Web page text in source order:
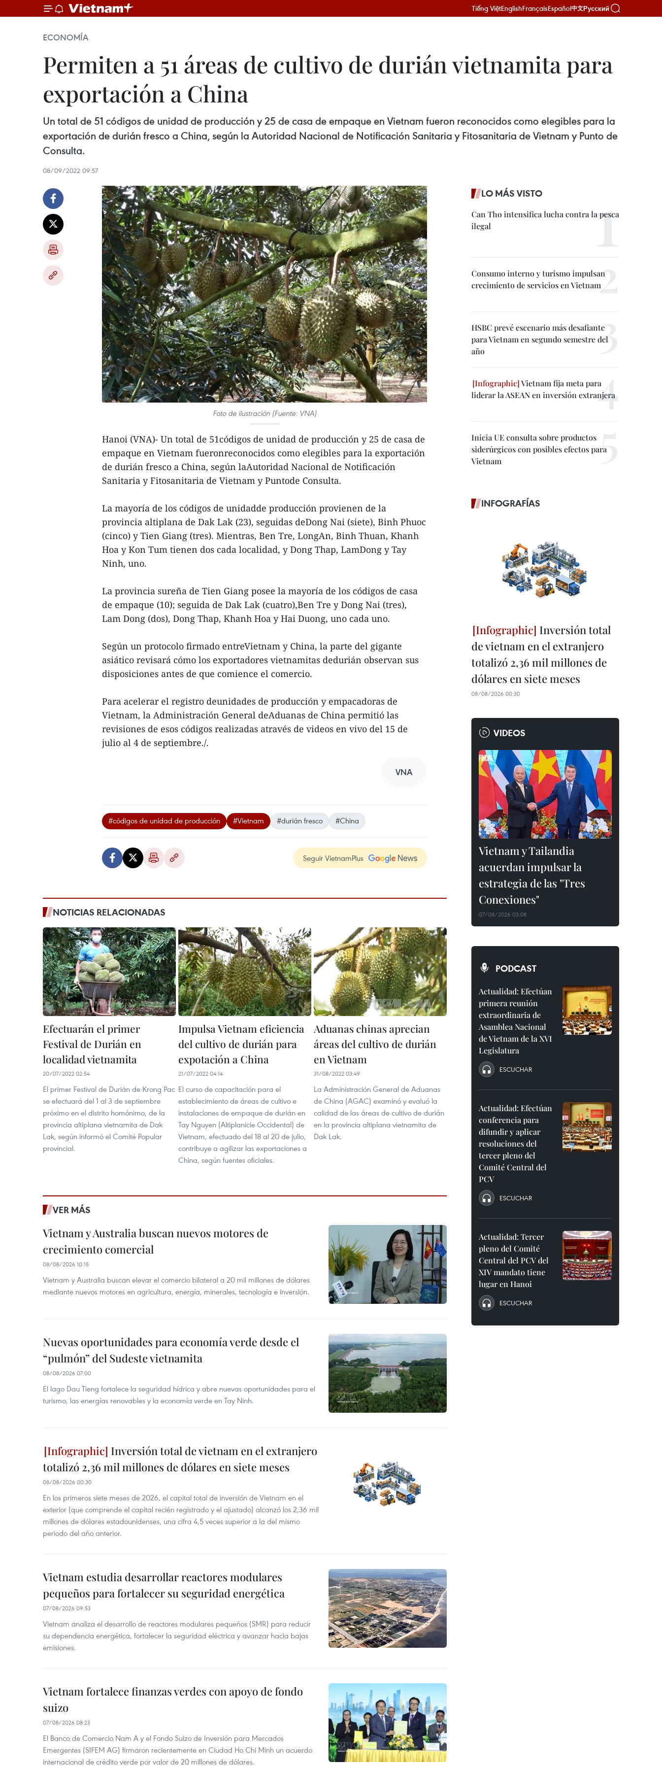
Tiếng ViệtEnglishFrançaisEspañol中文Русский
ECONOMÍA
Permiten a 51 áreas de cultivo de durián vietnamita para
exportación a China
Un total de 51 códigos de unidad de producción y 25 de casa de empaque en Vietnam fueron reconocidos como elegibles para la
exportación de durián fresco a China, según la Autoridad Nacional de Notificación Sanitaria y Fitosanitaria de Vietnam y Punto de
Consulta.
08/09/2022 09:57
Foto de ilustración (Fuente: VNA)
Hanoi (VNA)- Un total de 51códigos de unidad de producción y 25 de casa de
empaque en Vietnam fueronreconocidos como elegibles para la exportación
de durián fresco a China, según laAutoridad Nacional de Notificación
Sanitaria y Fitosanitaria de Vietnam y Puntode Consulta.
La mayoría de los códigos de unidadde producción provienen de la
provincia altiplana de Dak Lak (23), seguidas deDong Nai (siete), Binh Phuoc
(cinco) y Tien Giang (tres). Mientras, Ben Tre, LongAn, Binh Thuan, Khanh
Hoa y Kon Tum tienen dos cada localidad, y Dong Thap, LamDong y Tay
Ninh, uno.
La provincia sureña de Tien Giang posee la mayoría de los códigos de casa
de empaque (10); seguida de Dak Lak (cuatro),Ben Tre y Dong Nai (tres),
Lam Dong (dos), Dong Thap, Khanh Hoa y Hai Duong, uno cada uno.
Según un protocolo firmado entreVietnam y China, la parte del gigante
asiático revisará cómo los exportadores vietnamitas dedurián observan sus
disposiciones antes de que comience el comercio.
Para acelerar el registro deunidades de producción y empacadoras de
Vietnam, la Administración General deAduanas de China permitió las
revisiones de esos códigos realizadas através de videos en vivo del 15 de
julio al 4 de septiembre./.
VNA
#códigos de unidad de producción #Vietnam #durián fresco #China
Seguir VietnamPlus
NOTICIAS RELACIONADAS
Efectuarán el primer
Festival de Durián en
localidad vietnamita
20/07/2022 02:54
El primer Festival de Durián de Krong Pac
se efectuará del 1 al 3 de septiembre
próximo en el distrito homónimo, de la
provincia altiplana vietnamita de Dak
Lak, según informó el Comité Popular
provincial.
Impulsa Vietnam eficiencia
del cultivo de durián para
expotación a China
21/07/2022 04:14
El curso de capacitación para el
establecimiento de áreas de cultivo e
instalaciones de empaque de durián en
Tay Nguyen (Altiplanicie Occidental) de
Vietnam, efectuado del 18 al 20 de julio,
contribuye a agilizar las exportaciones a
China, según fuentes oficiales.
Aduanas chinas aprecian
áreas del cultivo de durián
en Vietnam
31/08/2022 03:49
La Administración General de Aduanas
de China (AGAC) examinó y evaluó la
calidad de las áreas de cultivo de durián
en la provincia altiplana vietnamita de
Dak Lak.
VER MÁS
Vietnam y Australia buscan nuevos motores de
crecimiento comercial
08/08/2026 10:15
Vietnam y Australia buscan elevar el comercio bilateral a 20 mil millones de dólares
mediante nuevos motores en agricultura, energía, minerales, tecnología e inversión.
Nuevas oportunidades para economía verde desde el
“pulmón” del Sudeste vietnamita
08/08/2026 07:00
El lago Dau Tieng fortalece la seguridad hídrica y abre nuevas oportunidades para el
turismo, las energías renovables y la economía verde en Tay Ninh.
Inversión total de vietnam en el extranjero
totalizó 2,36 mil millones de dólares en siete meses
08/08/2026 00:30
En los primeros siete meses de 2026, el capital total de inversión de Vietnam en el
exterior (que comprende el capital recién registrado y el ajustado) alcanzó los 2,36 mil
millones de dólares estadounidenses, una cifra 4,5 veces superior a la del mismo
periodo del año anterior.
Vietnam estudia desarrollar reactores modulares
pequeños para fortalecer su seguridad energética
07/08/2026 09:53
Vietnam analiza el desarrollo de reactores modulares pequeños (SMR) para reducir
su dependencia energética, fortalecer la seguridad eléctrica y avanzar hacia bajas
emisiones.
Vietnam fortalece finanzas verdes con apoyo de fondo
suizo
07/08/2026 08:23
El Banco de Comercio Nam A y el Fondo Suizo de Inversión para Mercados
Emergentes (SIFEM AG) firmaron recientemente en Ciudad Ho Chi Minh un acuerdo
internacional de crédito verde por valor de 20 millones de dólares.
LO MÁS VISTO
Can Tho intensifica lucha contra la pesca
ilegal
Consumo interno y turismo impulsan
crecimiento de servicios en Vietnam
HSBC prevé escenario más desafiante
para Vietnam en segundo semestre del
año
Vietnam fija meta para
liderar la ASEAN en inversión extranjera
Inicia UE consulta sobre productos
siderúrgicos con posibles efectos para
Vietnam
INFOGRAFÍAS
Inversión total
de vietnam en el extranjero
totalizó 2,36 mil millones de
dólares en siete meses
08/08/2026 00:30
VIDEOS
Vietnam y Tailandia
acuerdan impulsar la
estrategia de las "Tres
Conexiones"
07/08/2026 03:08
PODCAST
Actualidad: Efectúan
primera reunión
extraordinaria de
Asamblea Nacional
de Vietnam de la XVI
Legislatura
ESCUCHAR
Actualidad: Efectúan
conferencia para
difundir y aplicar
resoluciones del
tercer pleno del
Comité Central del
PCV
ESCUCHAR
Actualidad: Tercer
pleno del Comité
Central del PCV del
XIV mandato tiene
lugar en Hanoi
ESCUCHAR